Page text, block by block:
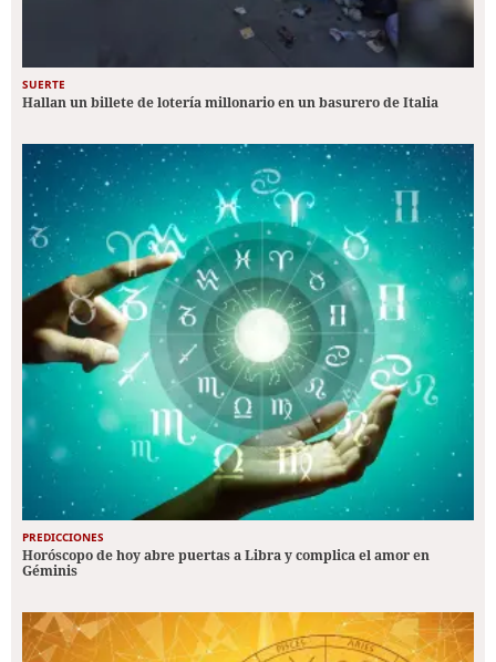
SUERTE
Hallan un billete de lotería millonario en un basurero de Italia
PREDICCIONES
Horóscopo de hoy abre puertas a Libra y complica el amor en
Géminis